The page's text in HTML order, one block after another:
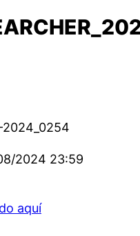
2024_0254
2024 23:59
aquí